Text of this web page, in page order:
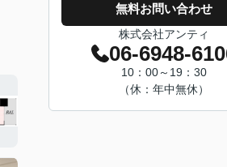
無料お問い合わせ
株式会社アンティ
06-6948-
10：00～19：30
（休：年中無休）